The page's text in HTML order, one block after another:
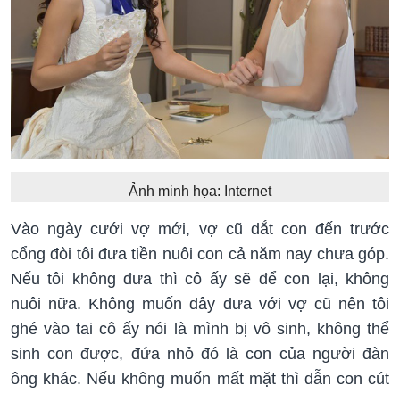
Ảnh minh họa: Internet
Vào ngày cưới vợ mới, vợ cũ dắt con đến trước
cổng đòi tôi đưa tiền nuôi con cả năm nay chưa góp.
Nếu tôi không đưa thì cô ấy sẽ để con lại, không
nuôi nữa. Không muốn dây dưa với vợ cũ nên tôi
ghé vào tai cô ấy nói là mình bị vô sinh, không thể
sinh con được, đứa nhỏ đó là con của người đàn
ông khác. Nếu không muốn mất mặt thì dẫn con cút